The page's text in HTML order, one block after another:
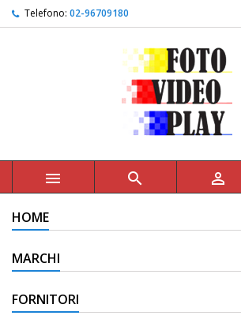
Telefono: 02-96709180
  
HOME
MARCHI
FORNITORI